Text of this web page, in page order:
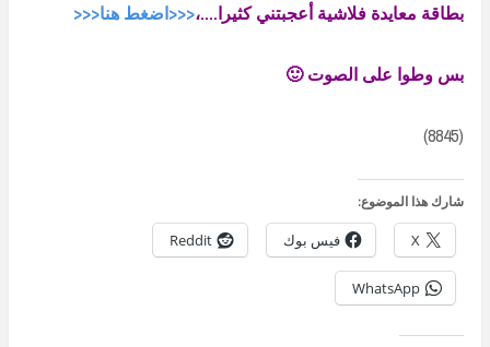
بطاقة معايدة فلاشية أعجبتني كثيرا….،<<<اضغط هنا<<<
بس وطوا على الصوت 🙂
(8845)
شارك هذا الموضوع:
X فيس بوك Reddit
WhatsApp